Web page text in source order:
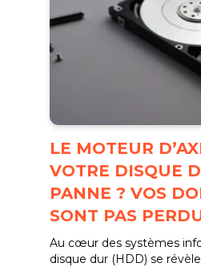
LE MOTEUR
VOTRE DISQUE
PANNE ? VOS
SONT PAS
Au cœur des systèmes
disque dur (HDD) se